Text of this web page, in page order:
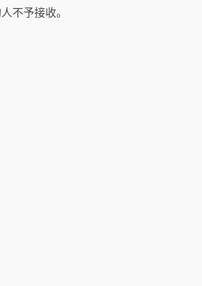
不予接收。